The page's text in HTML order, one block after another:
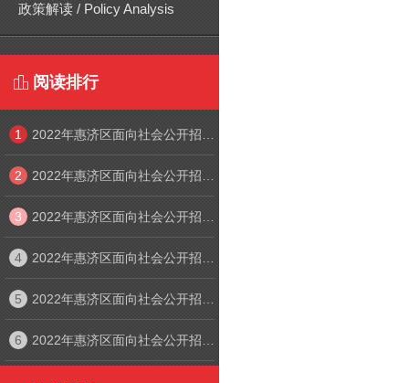
政策解读 / Policy Analysis
 阅读排行
1 2022年惠济区面向社会公开招聘中小学幼儿园教师线上笔试考生须知
2 2022年惠济区面向社会公开招聘中小学幼儿园教师线上笔试系统操作手册
3 2022年惠济区面向社会公开招聘中小学幼儿园教师线上面试考生须知
4 2022年惠济区面向社会公开招聘中小学幼儿园教师线上面试入口
5 2022年惠济区面向社会公开招聘中小学幼儿园教师线上笔试考生须知及操作手册
6 2022年惠济区面向社会公开招聘中小学幼儿园教师线上面试考生须知及操作手册